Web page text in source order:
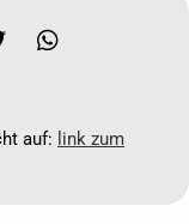
auf: link zum